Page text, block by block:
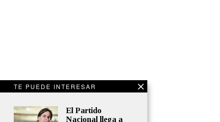
TE PUEDE INTERESAR
El Partido
Nacional llega a